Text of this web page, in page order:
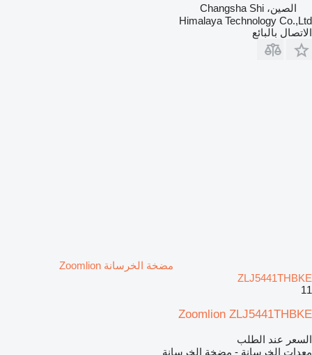
الصين، Changsha Shi
Himalaya Technology Co.,Ltd
الاتصال بالبائع
مضخة الخرسانة Zoomlion
ZLJ5441THBKE
11
Zoomlion ZLJ5441THBKE
السعر عند الطلب
معدات الخرسانة - مضخة الخرسانة